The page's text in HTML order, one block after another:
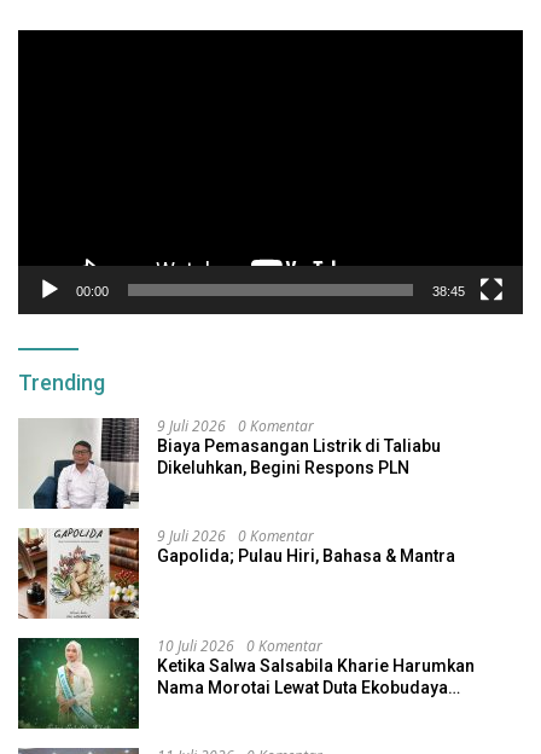
00:00 38:45
Trending
9 Juli 2026 0 Komentar
Biaya Pemasangan Listrik di Taliabu
Dikeluhkan, Begini Respons PLN
9 Juli 2026 0 Komentar
Gapolida; Pulau Hiri, Bahasa & Mantra
10 Juli 2026 0 Komentar
Ketika Salwa Salsabila Kharie Harumkan
Nama Morotai Lewat Duta Ekobudaya